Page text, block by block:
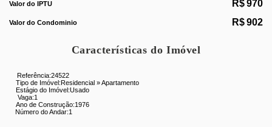
Se você procura um imóvel bem localizado, com excelente
Tijuca oferece, esta é a oportunidade ideal.
Valor do IPTU R$970
Valor do Condominio R$902
Características do Imóvel
Referência:24522
Tipo de Imóvel:Residencial »Apartamento
Estágio do Imóvel:Usado
Vaga:1
Ano de Construção:1976
Número do Andar:1